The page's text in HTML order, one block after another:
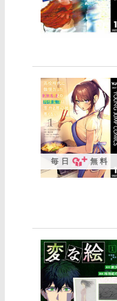
毎日 無料